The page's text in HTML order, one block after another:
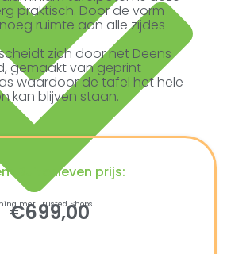
met Trusted Shops
praktisch. Door de vorm
ruimte aan alle zijdes
zich door het Deens
gemaakt van geprint
waardoor de tafel het hele
kan blijven staan.
Buitenleven prijs:
€699,00